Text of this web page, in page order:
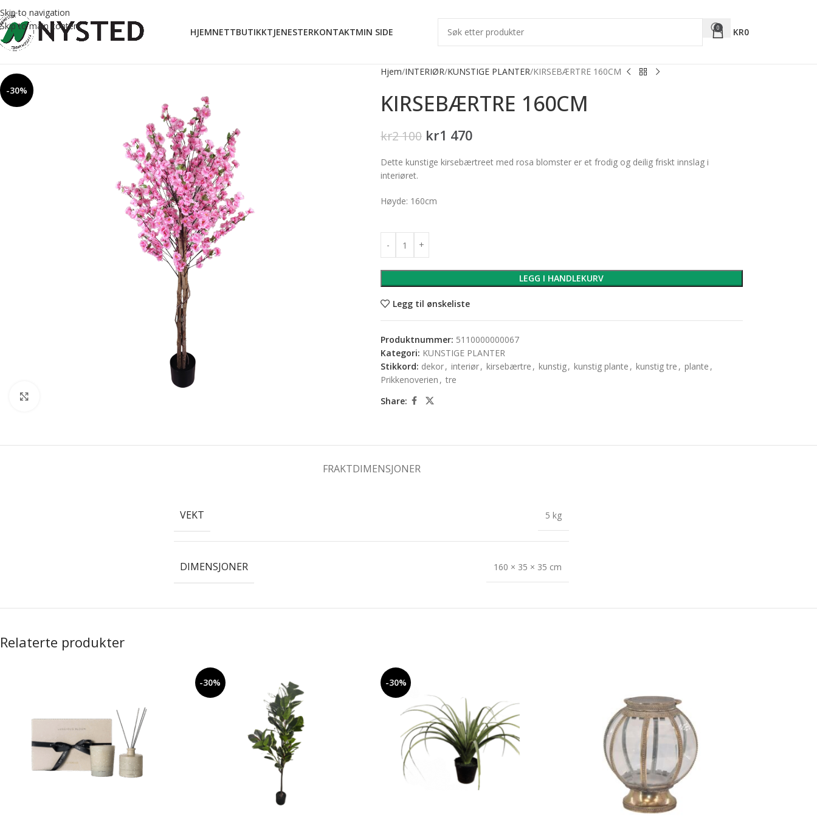
Skip to navigation
Skip to main content
HJEMNETTBUTIKKTJENESTERKONTAKTMIN SIDE 0 KR0
-30%
Hjem INTERIØR KUNSTIGE PLANTER KIRSEBÆRTRE 160CM
KIRSEBÆRTRE 160CM
kr2 100 kr1 470
Dette kunstige kirsebærtreet med rosa blomster er et frodig og deilig friskt innslag i
interiøret.
Høyde: 160cm
LEGG I HANDLEKURV
Legg til ønskeliste
Produktnummer: 5110000000067
Kategori: KUNSTIGE PLANTER
Stikkord: dekor, interiør, kirsebærtre , kunstig, kunstig plante , kunstig tre , plante ,
Prikkenoverien , tre
Share:
FRAKTDIMENSJONER
VEKT 5 kg
DIMENSJONER 160 × 35 × 35 cm
Relaterte produkter
-30% -30%